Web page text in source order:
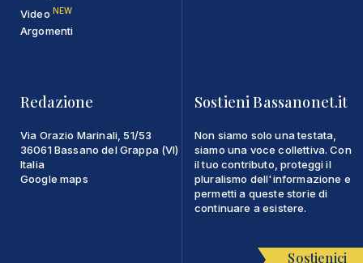
Video NEW
Argomenti
Redazione
Via Orazio Marinali, 51/53
36061 Bassano del Grappa (VI)
Italia
Google maps
Sostieni Bassanonet.it
Non siamo solo una testata,
siamo una voce collettiva. Con
il tuo contributo, proteggi il
pluralismo dell'informazione e
permetti a queste storie di
continuare a esistere.
Sostienici